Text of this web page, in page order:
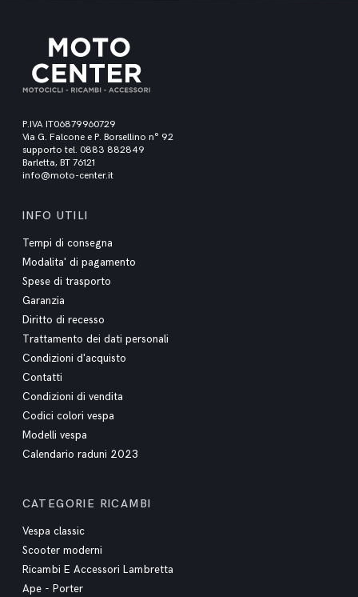
P.IVA IT06879960729
Via G. Falcone e P. Borsellino n° 92
supporto tel. 0883 882849
Barletta, BT 76121
info@moto-center.it
INFO UTILI
Tempi di consegna
Modalita' di pagamento
Spese di trasporto
Garanzia
Diritto di recesso
Trattamento dei dati personali
Condizioni d'acquisto
Contatti
Condizioni di vendita
Codici colori vespa
Modelli vespa
Calendario raduni 2023
CATEGORIE RICAMBI
Vespa classic
Scooter moderni
Ricambi E Accessori Lambretta
Ape - Porter